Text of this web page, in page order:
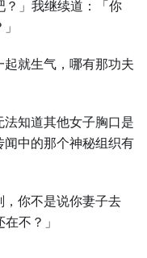
？」我继续道：「你
起就⽣气，哪有那功夫
知道其他女子胸口是
中的那个神秘组织有
你不是说你妻子去
不？」